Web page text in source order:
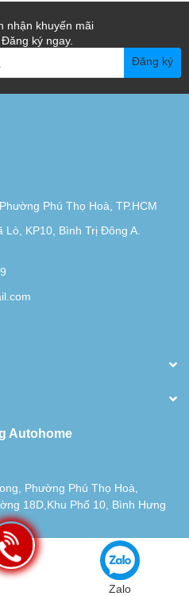
nhận khuyến mãi
ký ngay.
Đăng ký
Phú Thọ Hoà, TP.HCM
Lò, KP10, Bình Trị Đông A.
Autohome
Phường Phú Thọ Hoà,
18D,Khu Phố 10, Bình Hưng
| Cung cấp bởi
Zalo